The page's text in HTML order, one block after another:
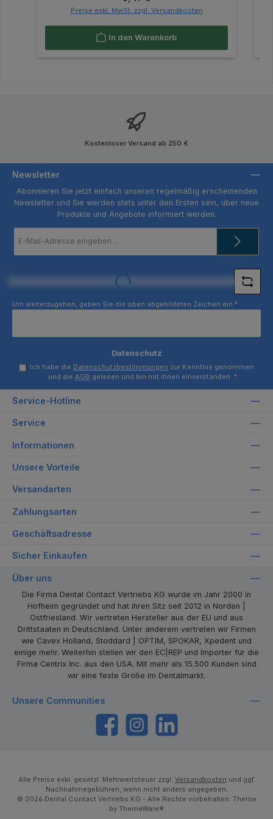
Preise exkl. MwSt. zzgl. Versandkosten
In den Warenkorb
Kostenloser Versand ab 250 €
Newsletter
Abonnieren Sie jetzt einfach unseren regelmäßig erscheinenden
Newsletter und Sie werden stets unter den Ersten sein, über neue
Produkte und Angebote informiert werden.
Mail-
Loading...
Um weiterzugehen, geben Sie die oben abgebildeten Zeichen ein *
Datenschutz
Ich habe die Datenschutzbestimmungen zur Kenntnis genommen
und die AGB gelesen und bin mit ihnen einverstanden. *
Service-Hotline
Service
Informationen
Unsere Vorteile
Versandarten
Zahlungsarten
Geschäftsadresse
Sicher Einkaufen
Über uns
Die Firma Dental Contact Vertriebs KG wurde im Jahr 2000 in
Hofheim gegründet und hat ihren Sitz seit 2012 in Norden |
Ostfriesland. Wir vertreten Hersteller aus der EU und aus
Drittstaaten in Deutschland. Unter anderem vertreten wir Firmen
wie Cavex Holland, Stoddard | OPTIM, SPOKAR, Xpedent und
einige mehr. Weiterhin stellen wir den EC|REP und Importer für die
Firma Centrix Inc. aus den USA. Mit mehr als 15.500 Kunden sind
wir eine feste Größe im Dentalmarkt.
Unsere Communities
https://www.facebook.com/dentalcontact
Instagram
Alle Preise exkl. gesetzl. Mehrwertsteuer zzgl. Versandkosten und ggf.
Nachnahmegebühren, wenn nicht anders angegeben.
© 2026 Dental Contact Vertriebs KG - Alle Rechte vorbehalten. Theme
by ThemeWare®